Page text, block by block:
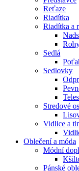
Reťaze
Riadítka
Riadítka a
Sedlá
Sedlovky
Stredové
Vidlice a
Oblečení a móda
Módní
Pánské